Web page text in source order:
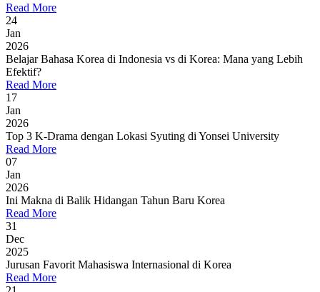
Read More
24
Jan
2026
Belajar Bahasa Korea di Indonesia vs di Korea: Mana yang Lebih
Efektif?
Read More
17
Jan
2026
Top 3 K-Drama dengan Lokasi Syuting di Yonsei University
Read More
07
Jan
2026
Ini Makna di Balik Hidangan Tahun Baru Korea
Read More
31
Dec
2025
Jurusan Favorit Mahasiswa Internasional di Korea
Read More